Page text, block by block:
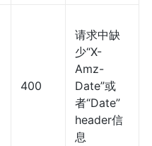
400
请求中缺
少“X-
Amz-
Date”或
者“Date”
header信
息